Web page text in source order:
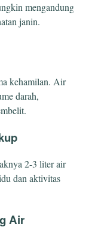
mengandung
janin.
kehamilan. Air
darah,
2-3 liter air
dan aktivitas
Air